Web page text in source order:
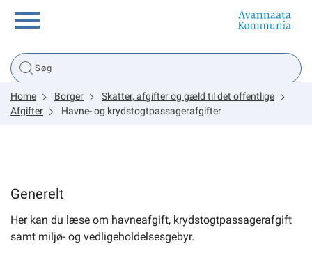
Borger
Erhverv
Tsunami
Home Borger
Skatter, afgifter og gæld til det offentlige
Afgifter
Havne- og krydstogtpassagerafgifter
Generelt
Her kan du læse om havneafgift, krydstogtpassagerafgift
samt miljø- og vedligeholdelsesgebyr.